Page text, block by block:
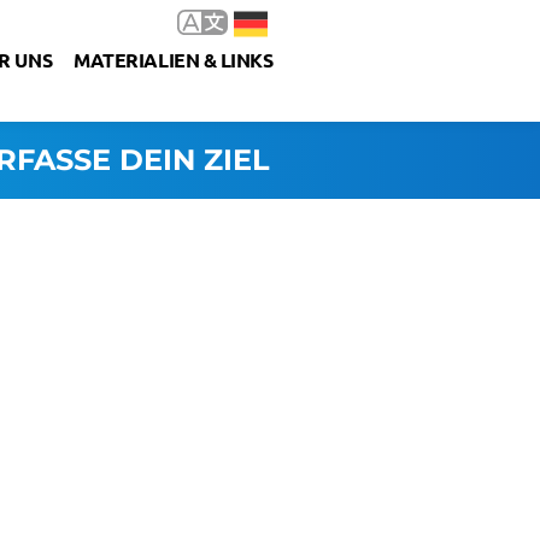
UNS MATERIALIEN & LINKS
DEIN ZIEL